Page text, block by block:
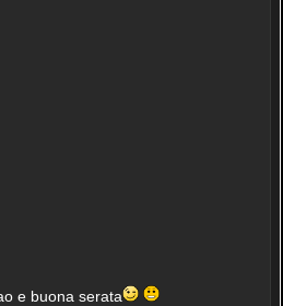
e buona serata